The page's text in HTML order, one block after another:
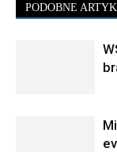
PODOBNE